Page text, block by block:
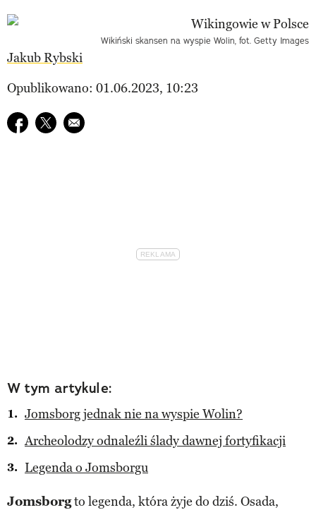
Wikiński skansen na wyspie Wolin, fot. Getty Images
Jakub Rybski
Opublikowano: 01.06.2023, 10:23
Udostępnij na facebook
Udostępnij na twitter
E-mail do przyjaciela
W tym artykule:
Jomsborg jednak nie na wyspie Wolin?
Archeolodzy odnaleźli ślady dawnej fortyfikacji
Legenda o Jomsborgu
Jomsborgto legenda, która żyje do dziś. Osada,